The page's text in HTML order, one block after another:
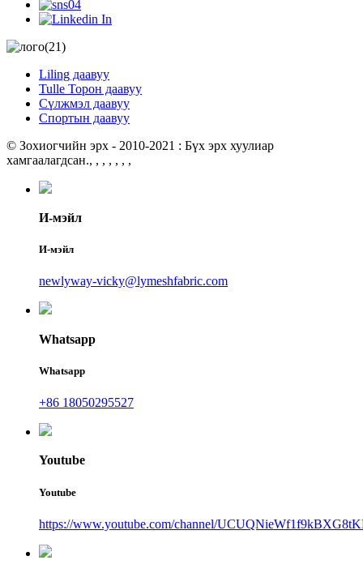
Liling даавуу
Tulle Торон даавуу
Сүлжмэл даавуу
Спортын даавуу
© Зохиогчийн эрх - 2010-2021 : Бүх эрх хуулиар
хамгаалагдсан., , , , , , ,
И-мэйл
И-мэйл
newlyway-vicky@lymeshfabric.com
Whatsapp
Whatsapp
+86 18050295527
Youtube
Youtube
https://www.youtube.com/channel/